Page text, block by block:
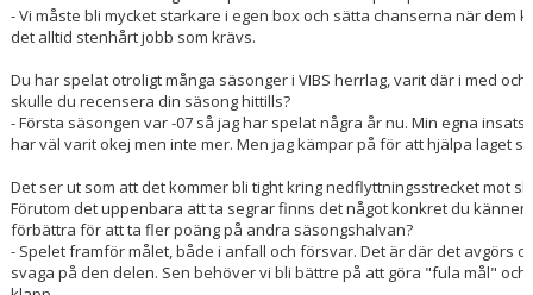
- Vi måste bli mycket starkare i egen box och sätta chanserna när dem
det alltid stenhårt jobb som krävs.
Du har spelat otroligt många säsonger i VIBS herrlag, varit där i med och
skulle du recensera din säsong hittills?
- Första säsongen var -07 så jag har spelat några år nu. Min egna
har väl varit okej men inte mer. Men jag kämpar på för att hjälpa laget
Det ser ut som att det kommer bli tight kring nedflyttningsstrecket mot
Förutom det uppenbara att ta segrar finns det något konkret du känner
förbättra för att ta fler poäng på andra säsongshalvan?
- Spelet framför målet, både i anfall och försvar. Det är där det avgörs
svaga på den delen. Sen behöver vi bli bättre på att göra "fula mål"